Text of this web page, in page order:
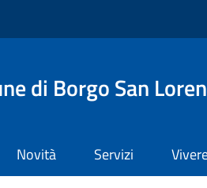
di Borgo San
Novità Servizi